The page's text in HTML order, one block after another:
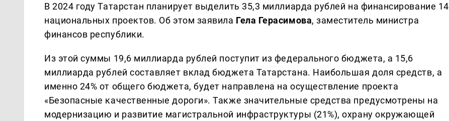
В 2024 году Татарстан планирует выделить 35,3 миллиарда рублей на финансирование 14
национальных проектов. Об этом заявила Гела Герасимова, заместитель министра
финансов республики.
Из этой суммы 19,6 миллиарда рублей поступит из федерального бюджета, а 15,6
миллиарда рублей составляет вклад бюджета Татарстана. Наибольшая доля средств, а
именно 24% от общего бюджета, будет направлена на осуществление проекта
«Безопасные качественные дороги». Также значительные средства предусмотрены на
модернизацию и развитие магистральной инфраструктуры (21%), охрану окружающей